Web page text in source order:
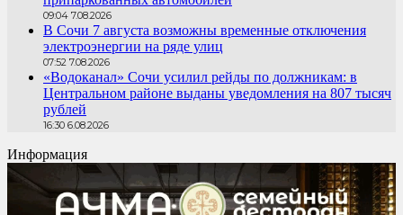
09:04 7.08.2026
В Сочи 7 августа возможны временные отключения
электроэнергии на ряде улиц
07:52 7.08.2026
«Водоканал» Сочи усилил рейды по должникам: в
Центральном районе выданы уведомления на 807 тысяч
рублей
16:30 6.08.2026
Информация